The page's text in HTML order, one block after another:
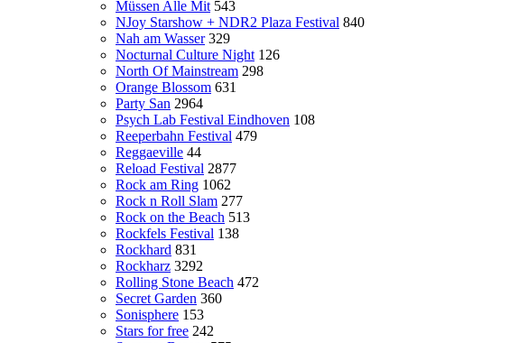
Müssen Alle Mit 543
NJoy Starshow + NDR2 Plaza Festival 840
Nah am Wasser 329
Nocturnal Culture Night 126
North Of Mainstream 298
Orange Blossom 631
Party San 2964
Psych Lab Festival Eindhoven 108
Reeperbahn Festival 479
Reggaeville 44
Reload Festival 2877
Rock am Ring 1062
Rock n Roll Slam 277
Rock on the Beach 513
Rockfels Festival 138
Rockhard 831
Rockharz 3292
Rolling Stone Beach 472
Secret Garden 360
Sonisphere 153
Stars for free 242